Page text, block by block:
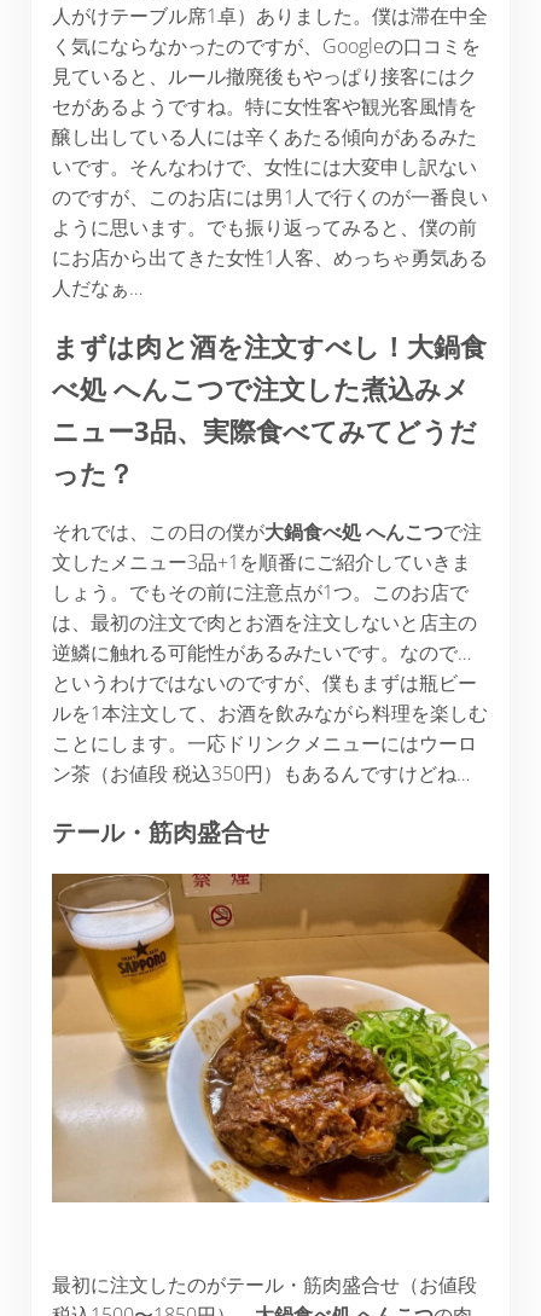
人がけテーブル席1卓）ありました。僕は滞在中全
く気にならなかったのですが、Googleの口コミを
見ていると、ルール撤廃後もやっぱり接客にはク
セがあるようですね。特に女性客や観光客風情を
醸し出している人には辛くあたる傾向があるみた
いです。そんなわけで、女性には大変申し訳ない
のですが、このお店には男1人で行くのが一番良い
ように思います。でも振り返ってみると、僕の前
にお店から出てきた女性1人客、めっちゃ勇気ある
人だなぁ…
まずは肉と酒を注文すべし！大鍋食
べ処 へんこつで注文した煮込みメ
ニュー3品、実際食べてみてどうだ
った？
それでは、この日の僕が大鍋食べ処 へんこつで注
文したメニュー3品+1を順番にご紹介していきま
しょう。でもその前に注意点が1つ。このお店で
は、最初の注文で肉とお酒を注文しないと店主の
逆鱗に触れる可能性があるみたいです。なので…
というわけではないのですが、僕もまずは瓶ビー
ルを1本注文して、お酒を飲みながら料理を楽しむ
ことにします。一応ドリンクメニューにはウーロ
ン茶（お値段 税込350円）もあるんですけどね…
テール・筋肉盛合せ
最初に注文したのがテール・筋肉盛合せ（お値段